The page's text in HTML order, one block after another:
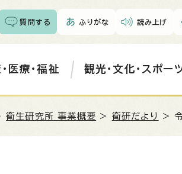
質問する ふりがな 読み上げ
医療・福祉 観光・文化・スポー
衛生研究所 事業概要 > 衛研だより > 令